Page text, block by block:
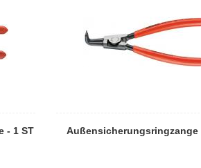
- 1 ST Außensicherungsringzange